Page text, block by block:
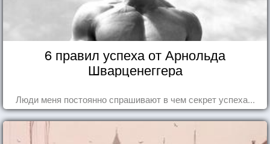
6 правил успеха от Арнольда
Шварценеггера
Люди меня постоянно спрашивают в чем секрет успеха...